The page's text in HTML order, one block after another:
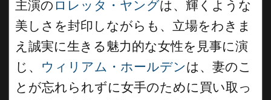
主演の ロレッタ・ヤングは、輝くような
美しさを封印しながらも、立場をわきま
え誠実に生きる魅力的な女性を見事に演
じ、 ウィリアム・ホールデンは、妻のこ
とが忘れられずに女手のために買い取っ